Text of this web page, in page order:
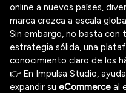
online a nuevos países,
marca crezca a escala
Sin embargo, no basta con
estrategia sólida, una
conocimiento claro de los
👉 En Impulsa Studio,
expandir su eCommerce al